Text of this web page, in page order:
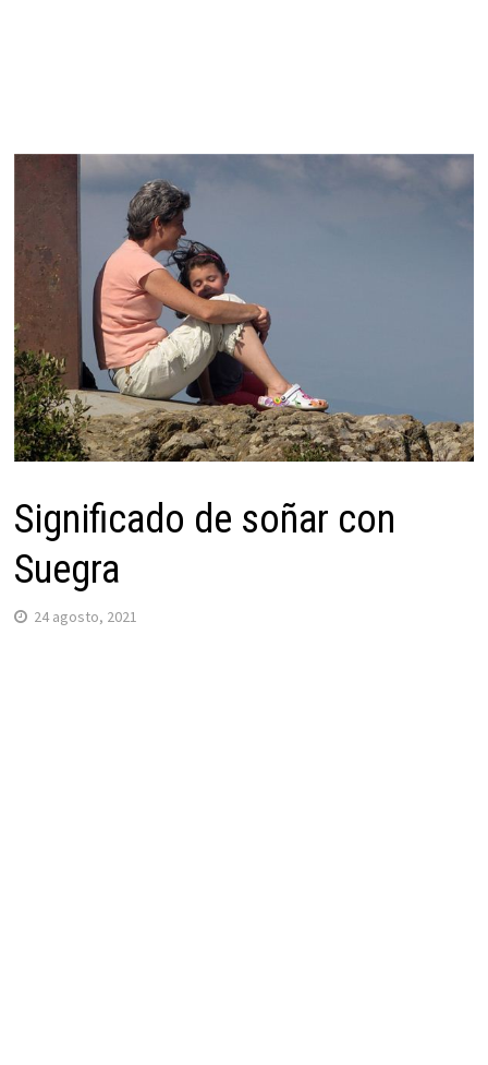
Significado de soñar con
Suegra
24 agosto, 2021